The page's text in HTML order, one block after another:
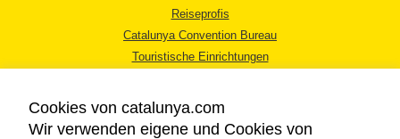
Reiseprofis
Catalunya Convention Bureau
Touristische Einrichtungen
Cookies von catalunya.com
Wir verwenden eigene und Cookies von